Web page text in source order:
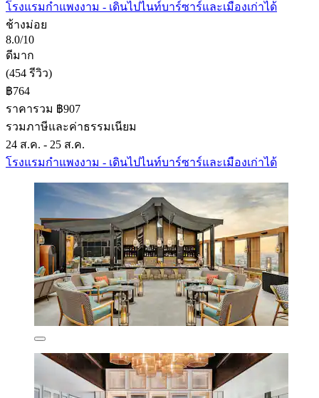
โรงแรมกำแพงงาม - เดินไปไนท์บาร์ซาร์และเมืองเก่าได้
ช้างม่อย
8.0/10
ดีมาก
(454 รีวิว)
฿764
ราคารวม ฿907
รวมภาษีและค่าธรรมเนียม
24 ส.ค. - 25 ส.ค.
โรงแรมกำแพงงาม - เดินไปไนท์บาร์ซาร์และเมืองเก่าได้